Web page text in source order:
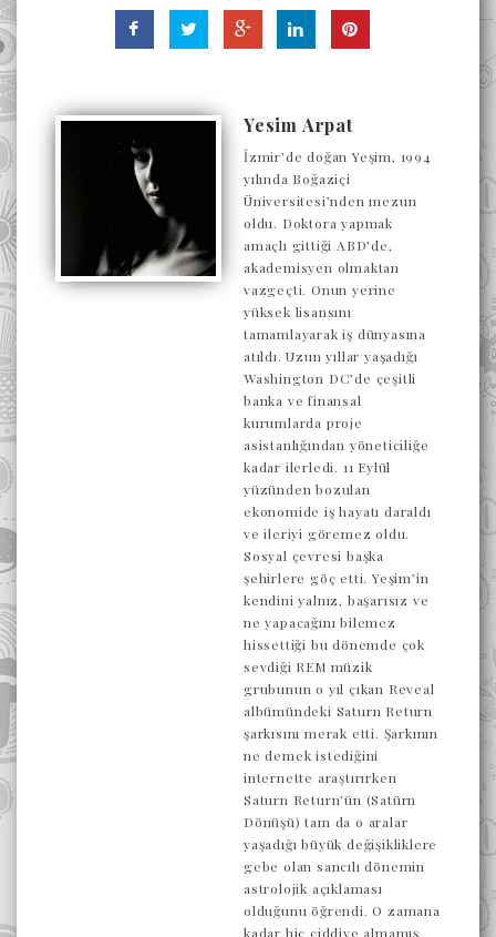
Yesim Arpat
İzmir’de doğan Yeşim, 1994
yılında Boğaziçi
Üniversitesi’nden mezun
oldu. Doktora yapmak
amaçlı gittiği ABD’de,
akademisyen olmaktan
vazgeçti. Onun yerine
yüksek lisansını
tamamlayarak iş dünyasına
atıldı. Uzun yıllar yaşadığı
Washington DC’de çeşitli
banka ve finansal
kurumlarda proje
asistanlığından yöneticiliğe
kadar ilerledi. 11 Eylül
yüzünden bozulan
ekonomide iş hayatı daraldı
ve ileriyi göremez oldu.
Sosyal çevresi başka
şehirlere göç etti. Yeşim’in
kendini yalnız, başarısız ve
ne yapacağını bilemez
hissettiği bu dönemde çok
sevdiği REM müzik
grubunun o yıl çıkan Reveal
albümündeki Saturn Return
şarkısını merak etti. Şarkının
ne demek istediğini
internette araştırırken
Saturn Return’ün (Satürn
Dönüşü) tam da o aralar
yaşadığı büyük değişikliklere
gebe olan sancılı dönemin
astrolojik açıklaması
olduğunu öğrendi. O zamana
kadar hiç ciddiye almamış